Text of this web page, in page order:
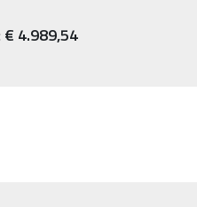
€ 4.989,54